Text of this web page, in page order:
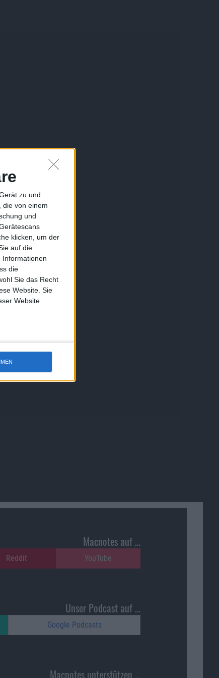
zu und
die von einem
und
klicken, um der
auf die
Informationen
die
Sie das Recht
Website. Sie
Website
Macnotes auf …
Reddit YouTube
Unser Podcast auf …
Google Podcasts
Macnotes unterstützen …